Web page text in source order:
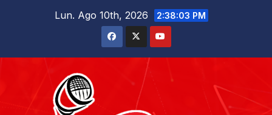
Lun. Ago 10th, 2026 2:38:04 PM